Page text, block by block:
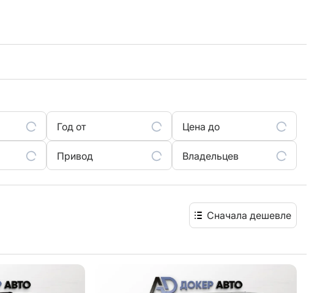
Год от Цена до
Привод Владельцев
Сначала дешевле